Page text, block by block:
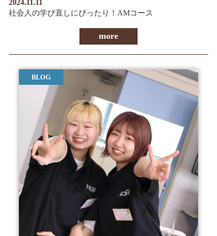
2024.11.11
社会人の学び直しにぴったり！AMコース
more
BLOG